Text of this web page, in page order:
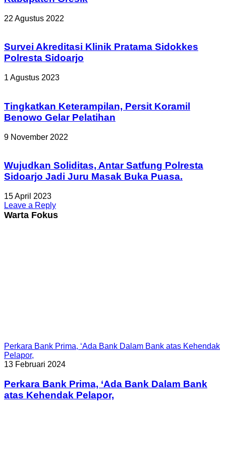
22 Agustus 2022
Survei Akreditasi Klinik Pratama Sidokkes
Polresta Sidoarjo
1 Agustus 2023
Tingkatkan Keterampilan, Persit Koramil
Benowo Gelar Pelatihan
9 November 2022
Wujudkan Soliditas, Antar Satfung Polresta
Sidoarjo Jadi Juru Masak Buka Puasa.
15 April 2023
Leave a Reply
Warta Fokus
Perkara Bank Prima, ‘Ada Bank Dalam Bank atas Kehendak
Pelapor,
13 Februari 2024
Perkara Bank Prima, ‘Ada Bank Dalam Bank
atas Kehendak Pelapor,